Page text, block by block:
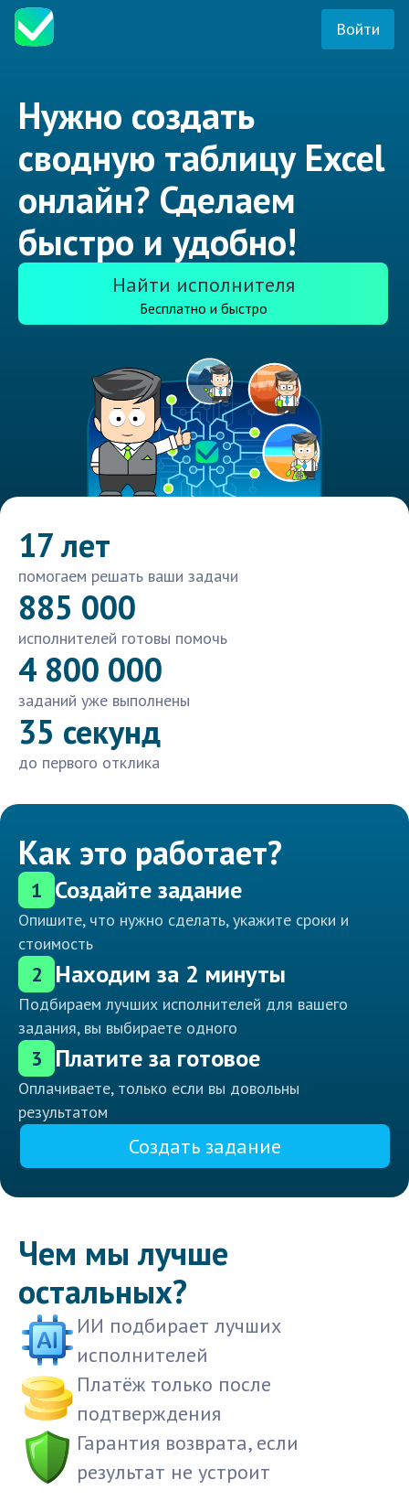
Войти
Нужно создать
сводную таблицу Excel
онлайн? Сделаем
быстро и удобно!
Найти исполнителя
Бесплатно и быстро
17 лет
помогаем решать ваши задачи
885 000
исполнителей готовы помочь
4 800 000
заданий уже выполнены
35 секунд
до первого отклика
Как это работает?
1 Создайте задание
Опишите, что нужно сделать, укажите сроки и
стоимость
2 Находим за 2 минуты
Подбираем лучших исполнителей для вашего
задания, вы выбираете одного
3 Платите за готовое
Оплачиваете, только если вы довольны
результатом
Создать задание
Чем мы лучше
остальных?
ИИ подбирает лучших
исполнителей
Платёж только после
подтверждения
Гарантия возврата, если
результат не устроит